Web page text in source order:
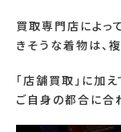
買取専門店によっ
きそうな着物は、
「店舗買取」に加え
ご自身の都合に合